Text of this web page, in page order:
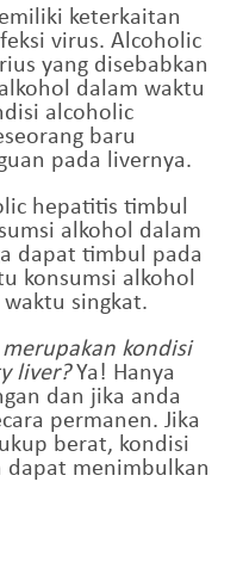
keterkaitan
virus. Alcoholic
yang disebabkan
dalam waktu
alcoholic
baru
pada livernya.
hepatitis timbul
alkohol dalam
dapat timbul pada
konsumsi alkohol
singkat.
kondisi
liver?Ya! Hanya
dan jika anda
permanen. Jika
berat, kondisi
menimbulkan